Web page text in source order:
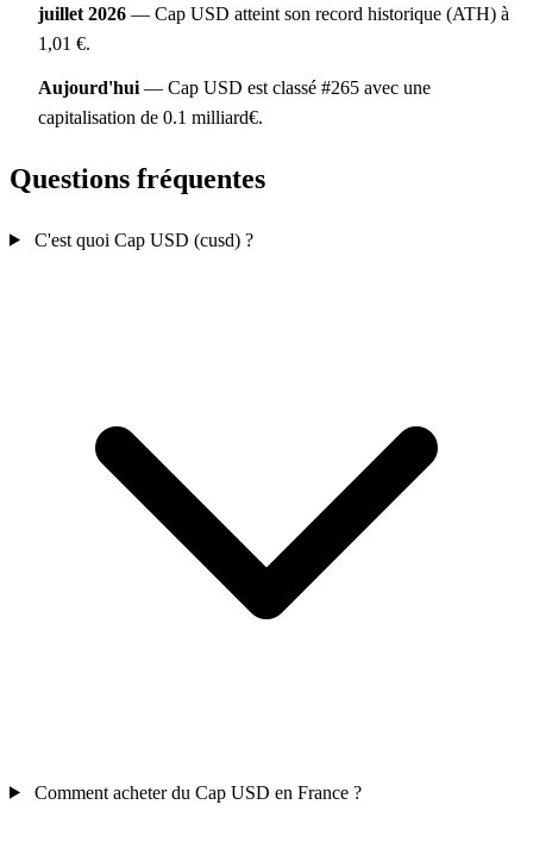
juillet 2026 — Cap USD atteint son record historique (ATH) à
1,01 €.
Aujourd'hui — Cap USD est classé #265 avec une
capitalisation de 0.1 milliard€.
Questions fréquentes
C'est quoi Cap USD (cusd) ?
Comment acheter du Cap USD en France ?